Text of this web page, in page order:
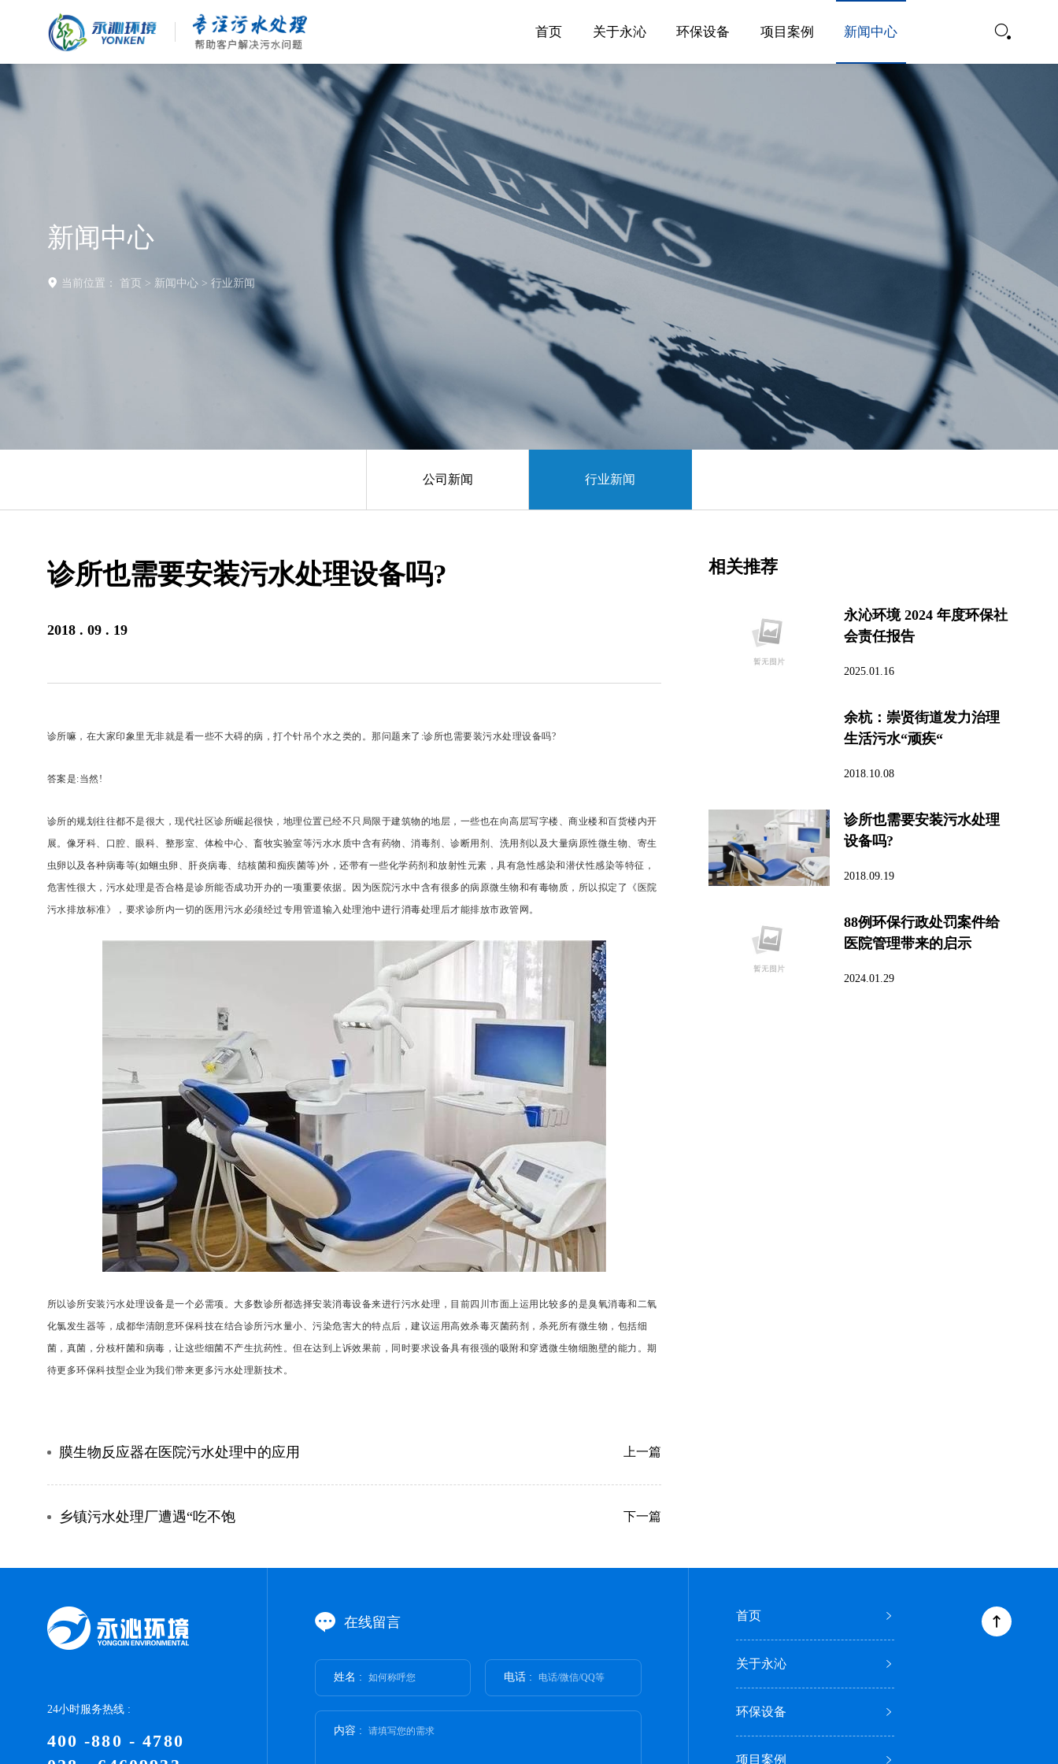
首页 关于永沁 环保设备 项目案例 新闻中心
新闻中心
当前位置： 首页 > 新闻中心> 行业新闻
公司新闻 行业新闻
诊所也需要安装污水处理设备吗?
2018 . 09 . 19
诊所嘛，在大家印象里无非就是看一些不大碍的病，打个针吊个水之类的。那问题来了:诊所也需要装污水处理设备吗?
答案是:当然!
诊所的规划往往都不是很大，现代社区诊所崛起很快，地理位置已经不只局限于建筑物的地层，一些也在向高层写字楼、商业楼和百货楼内开
展。像牙科、口腔、眼科、整形室、体检中心、畜牧实验室等污水水质中含有药物、消毒剂、诊断用剂、洗用剂以及大量病原性微生物、寄生
虫卵以及各种病毒等(如蛔虫卵、肝炎病毒、结核菌和痴疾菌等)外，还带有一些化学药剂和放射性元素，具有急性感染和潜伏性感染等特征，
危害性很大，污水处理是否合格是诊所能否成功开办的一项重要依据。因为医院污水中含有很多的病原微生物和有毒物质，所以拟定了《医院
污水排放标准》，要求诊所内一切的医用污水必须经过专用管道输入处理池中进行消毒处理后才能排放市政管网。
所以诊所安装污水处理设备是一个必需项。大多数诊所都选择安装消毒设备来进行污水处理，目前四川市面上运用比较多的是臭氧消毒和二氧
化氯发生器等，成都华清朗意环保科技在结合诊所污水量小、污染危害大的特点后，建议运用高效杀毒灭菌药剂，杀死所有微生物，包括细
菌，真菌，分枝杆菌和病毒，让这些细菌不产生抗药性。但在达到上诉效果前，同时要求设备具有很强的吸附和穿透微生物细胞壁的能力。期
待更多环保科技型企业为我们带来更多污水处理新技术。
上一篇
膜生物反应器在医院污水处理中的应用
下一篇
乡镇污水处理厂遭遇“吃不饱
相关推荐
永沁环境 2024 年度环保社
会责任报告
2025.01.16
余杭：崇贤街道发力治理
生活污水“顽疾“
2018.10.08
诊所也需要安装污水处理
设备吗?
2018.09.19
88例环保行政处罚案件给
医院管理带来的启示
2024.01.29
24小时服务热线 :
400 -880 - 4780
在线留言
姓名 : 如何称呼您 电话 : 电话/微信/QQ等
内容 : 请填写您的需求
首页
关于永沁
环保设备
项目案例